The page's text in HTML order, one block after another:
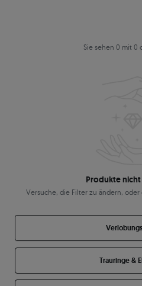
Sie sehen 0 mit 0
Produkte
Versuche, die Filter zu ändern,
Trauringe &